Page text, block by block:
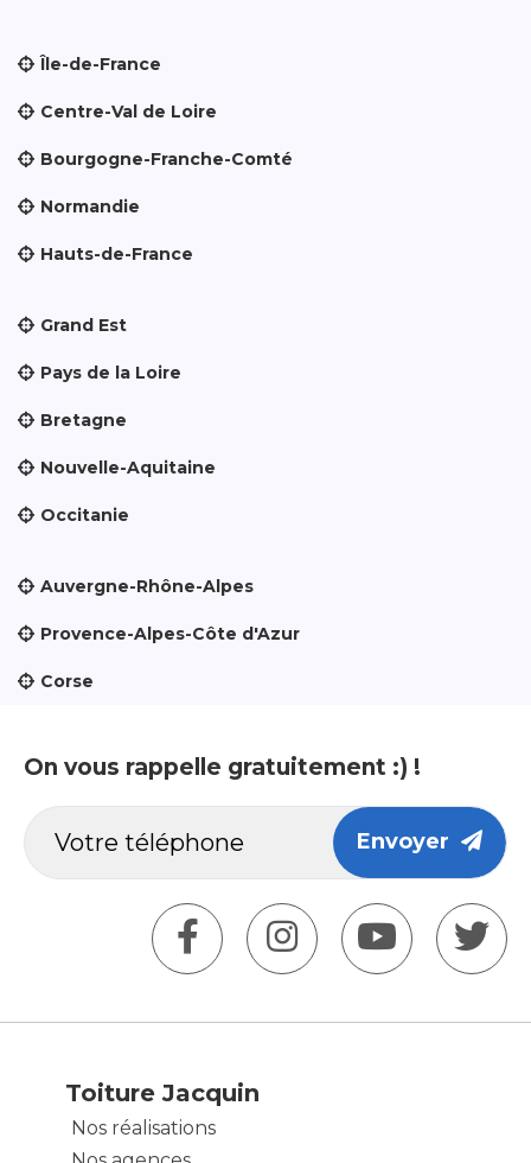
Île-de-France
Centre-Val de Loire
Bourgogne-Franche-Comté
Normandie
Hauts-de-France
Grand Est
Pays de la Loire
Bretagne
Nouvelle-Aquitaine
Occitanie
Auvergne-Rhône-Alpes
Provence-Alpes-Côte d'Azur
Corse
On vous rappelle gratuitement :) !
Envoyer
Toiture Jacquin
Nos réalisations